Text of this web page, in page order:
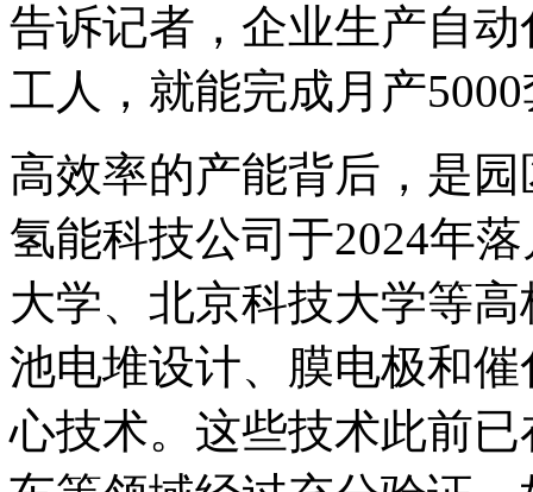
告诉记者，企业生产自
工人，就能完成月产
高效率的产能背后，是
氢能科技公司于2024年
大学、北京科技大学等
池电堆设计、膜电极和
心技术。这些技术此前